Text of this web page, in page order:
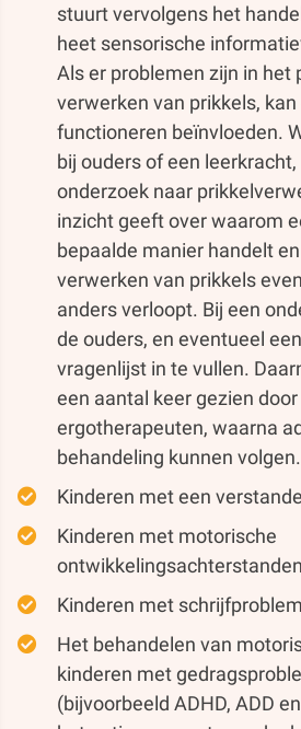
stuurt vervolgens het
heet sensorische
Als er problemen zijn in het
verwerken van prikkels,
functioneren beïnvloeden.
bij ouders of een
onderzoek naar
inzicht geeft over waarom
bepaalde manier handelt
verwerken van prikkels
anders verloopt. Bij een
de ouders, en eventueel
vragenlijst in te vullen.
een aantal keer gezien
ergotherapeuten, waarna
behandeling kunnen volgen.
Kinderen met een
Kinderen met motorische
Kinderen met
Het behandelen van
kinderen met
(bijvoorbeeld ADHD, ADD